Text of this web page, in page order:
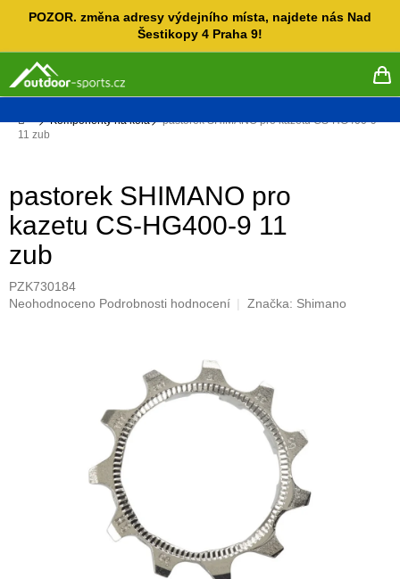
POZOR. změna adresy výdejního místa, najdete nás Nad
Šestikopy 4 Praha 9!
Domů
Komponenty na kola
pastorek SHIMANO pro kazetu CS-HG400-9
11 zub
pastorek SHIMANO pro
kazetu CS-HG400-9 11
zub
PZK730184
Průměrné
Neohodnoceno Podrobnosti hodnocení Značka: Shimano